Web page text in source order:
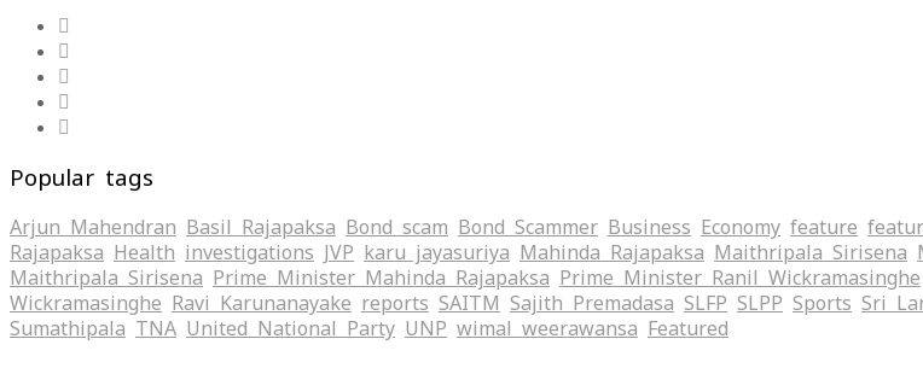
Popular tags
Arjun Mahendran Basil Rajapaksa Bond scam Bond Scammer Business Economy feature
Rajapaksa Health investigations JVP karu jayasuriya Mahinda Rajapaksa Maithripala Sirisena
Maithripala Sirisena Prime Minister Mahinda Rajapaksa Prime Minister Ranil Wickramasinghe
Wickramasinghe Ravi Karunanayake reports SAITM Sajith Premadasa SLFP SLPP Sports Sri
Sumathipala TNA United National Party UNP wimal weerawansa ‍Featured